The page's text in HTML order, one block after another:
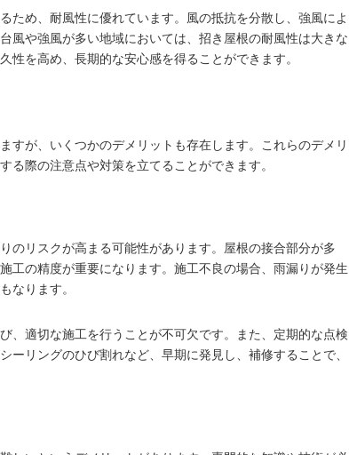
ため、耐風性に優れています。風の抵抗を分散し、強風によ
風や強風が多い地域においては、招き屋根の耐風性は大きな
性を高め、長期的な安心感を得ることができます。
すが、いくつかのデメリットも存在します。これらのデメリ
る際の注意点や対策を立てることができます。
のリスクが高まる可能性があります。屋根の接合部分が多
工の精度が重要になります。施工不良の場合、雨漏りが発生
なります。
、適切な施工を行うことが不可欠です。また、定期的な点検
ーリングのひび割れなど、早期に発見し、補修することで、